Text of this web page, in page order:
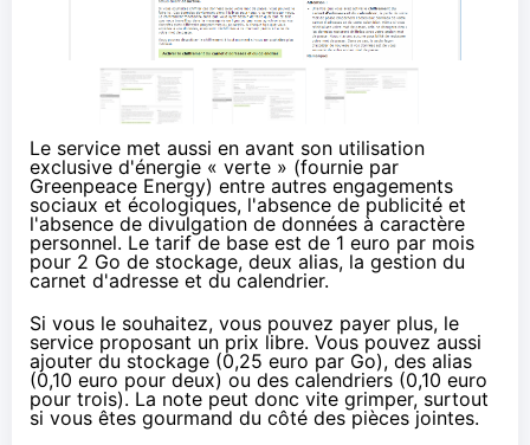
Le service met aussi en avant son utilisation
exclusive d'énergie « verte » (fournie par
Greenpeace Energy) entre autres engagements
sociaux et écologiques, l'absence de publicité et
l'absence de divulgation de données à caractère
personnel. Le tarif de base est de 1 euro par mois
pour 2 Go de stockage, deux alias, la gestion du
carnet d'adresse et du calendrier.
Si vous le souhaitez, vous pouvez payer plus, le
service proposant un prix libre. Vous pouvez aussi
ajouter du stockage (0,25 euro par Go), des alias
(0,10 euro pour deux) ou des calendriers (0,10 euro
pour trois). La note peut donc vite grimper, surtout
si vous êtes gourmand du côté des pièces jointes.